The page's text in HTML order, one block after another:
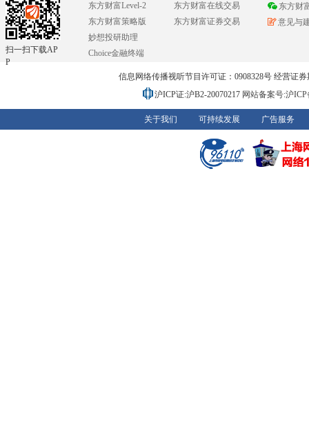
扫一扫下载AP
P
东方财富Level-2
东方财富策略版
妙想投研助理
Choice金融终端
东方财富在线交易
东方财富证券交易
东方财
意见与
信息网络传播视听节目许可证：0908328号 经营证
沪ICP证:沪B2-20070217 网站备案号:沪
关于我们 可持续发展 广告服务